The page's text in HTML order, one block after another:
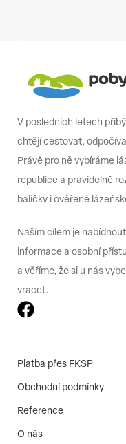
V posledních letech
chtějí cestovat,
Právě pro ně vybíráme
republice a pravidelně
balíčky i ověřené
Naším cílem je
informace a osobní
a věříme, že si u nás
vracet.
Platba přes FKSP
Obchodní podmínky
Reference
O nás